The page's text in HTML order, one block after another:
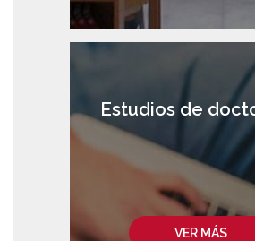
VER MÁS
Estudios de